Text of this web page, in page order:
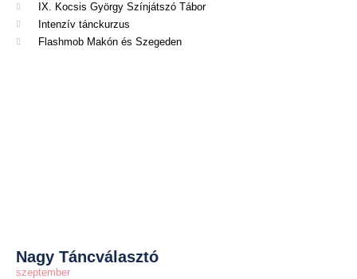
IX. Kocsis György Színjátszó Tábor
Intenzív tánckurzus
Flashmob Makón és Szegeden
Nagy Táncválasztó
szeptember